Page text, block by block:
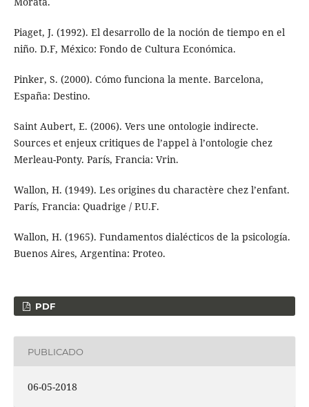
Piaget, J. (1992). El desarrollo de la noción de tiempo en el
niño. D.F, México: Fondo de Cultura Económica.
Pinker, S. (2000). Cómo funciona la mente. Barcelona,
España: Destino.
Saint Aubert, E. (2006). Vers une ontologie indirecte.
Sources et enjeux critiques de l’appel à l’ontologie chez
Merleau-Ponty. París, Francia: Vrin.
Wallon, H. (1949). Les origines du charactère chez l’enfant.
París, Francia: Quadrige / P.U.F.
Wallon, H. (1965). Fundamentos dialécticos de la psicología.
Buenos Aires, Argentina: Proteo.
PDF
PUBLICADO
06-05-2018